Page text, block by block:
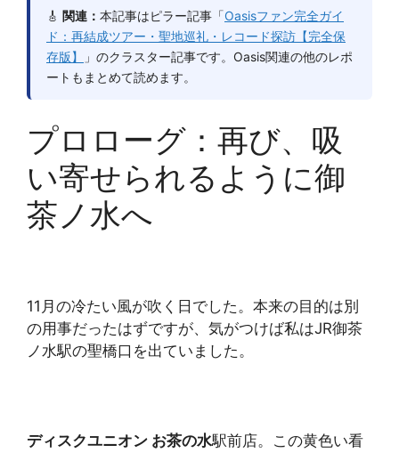
🎸 関連： 本記事はピラー記事「Oasisファン完全ガイ
ド：再結成ツアー・聖地巡礼・レコード探訪【完全保
存版】
」のクラスター記事です。Oasis関連の他のレポ
ートもまとめて読めます。
プロローグ：再び、吸
い寄せられるように御
茶ノ水へ
11月の冷たい風が吹く日でした。本来の目的は別
の用事だったはずですが、気がつけば私はJR御茶
ノ水駅の聖橋口を出ていました。
ディスクユニオン お茶の水駅前店。この黄色い看